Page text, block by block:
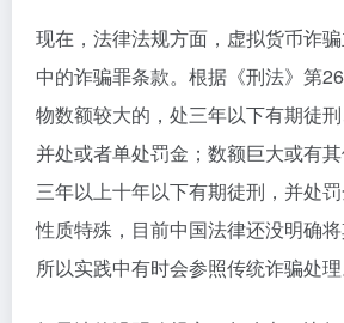
现在，法律法规方面，虚拟货币诈骗
中的诈骗罪条款。根据《刑法》第
物数额较大的，处三年以下有期徒
并处或者单处罚金；数额巨大或有
三年以上十年以下有期徒刑，并处
性质特殊，目前中国法律还没明确将
所以实践中有时会参照传统诈骗处理